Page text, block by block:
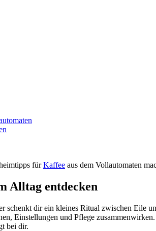
fürKaffee aus dem Vollautomaten
Alltag entdecken
schenkt dir ein kleines Ritual zwischen Eile
Einstellungen und Pflege
bei dir.